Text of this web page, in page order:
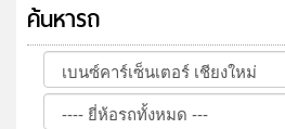
ค้นหารถ